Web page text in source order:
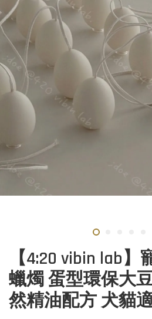
【4:20 vibin lab
蠟燭 蛋型環保大
然精油配方 犬貓